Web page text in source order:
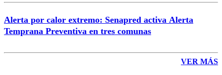
Alerta por calor extremo: Senapred activa Alerta
Temprana Preventiva en tres comunas
VER MÁS